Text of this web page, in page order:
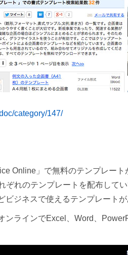
category/147/
Online」で無料のテンプレート
ぞれのテンプレートを配布して
ビジネスで使えるテンプレートが
ンラインでExcel、Word、